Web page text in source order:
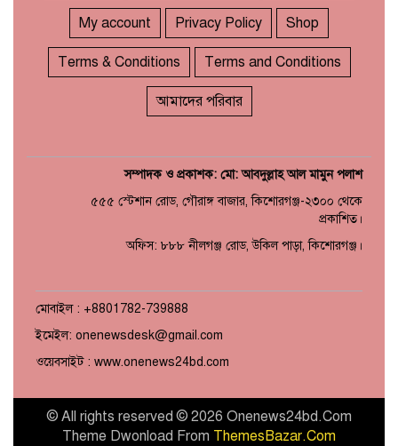
My account Privacy Policy Shop
Terms & Conditions Terms and Conditions
আমাদের পরিবার
সম্পাদক ও প্রকাশক: মো: আবদুল্লাহ আল মামুন পলাশ
৫৫৫ স্টেশান রোড, গৌরাঙ্গ বাজার, কিশোরগঞ্জ-২৩০০ থেকে
প্রকাশিত।
অফিস: ৮৮৮ নীলগঞ্জ রোড, উকিল পাড়া, কিশোরগঞ্জ।
মোবাইল : +8801782-739888
ইমেইল: onenewsdesk@gmail.com
ওয়েবসাইট : www.onenews24bd.com
© All rights reserved © 2026 Onenews24bd.Com
Theme Dwonload From ThemesBazar.Com